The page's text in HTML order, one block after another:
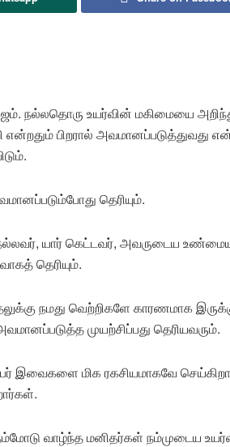
நல்லதொரு உயர்வின் மகிமையை
பிறரால் அவமானப்படுத்துவது
தெரியும்.
யார் கெட்டவர், அவருடைய
தெரியும்.
நமது வெற்றிகளே காரணமாக
முயற்சிப்பது தெரியவரும்.
இவைகளை மிக ரகசியமாகவே
வாழ்ந்த மனிதர்கள் நம்முடைய